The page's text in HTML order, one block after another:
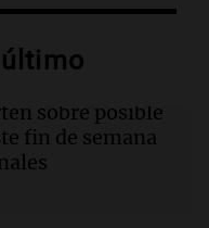
reciente
situación de calle
sobre posible
fin de semana